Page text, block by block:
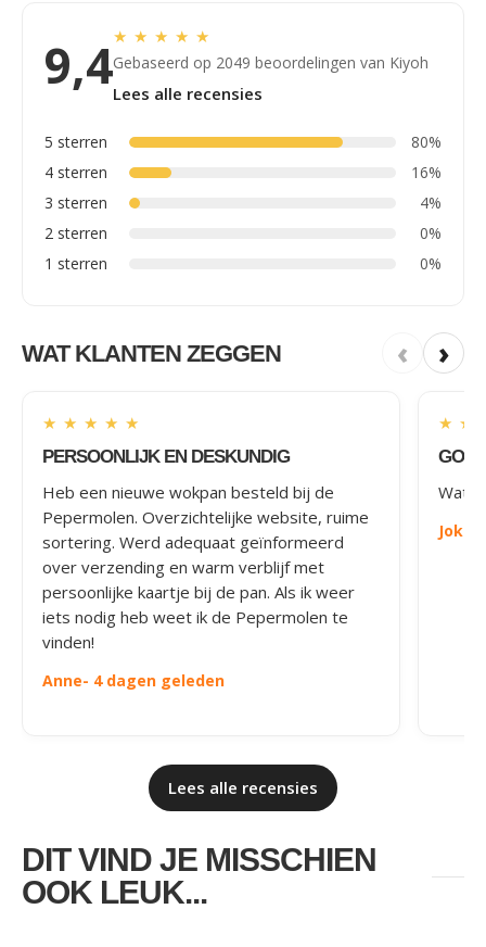
9,4★ ★ ★ ★ ★
Gebaseerd op 2049 beoordelingen van Kiyoh
Lees alle recensies
5 sterren
80%
4 sterren
16%
3 sterren
4%
2 sterren
0%
1 sterren
0%
WAT KLANTEN ZEGGEN ‹ ›
★ ★ ★ ★ ★
PERSOONLIJK EN DESKUNDIG
Heb een nieuwe wokpan besteld bij de
Pepermolen. Overzichtelijke website, ruime
sortering. Werd adequaat geïnformeerd
over verzending en warm verblijf met
persoonlijke kaartje bij de pan. Als ik weer
iets nodig heb weet ik de Pepermolen te
vinden!
Anne- 4 dagen geleden
★ ★
Wat
Joke
Lees alle recensies
DIT VIND JE MISSCHIEN
OOK LEUK...